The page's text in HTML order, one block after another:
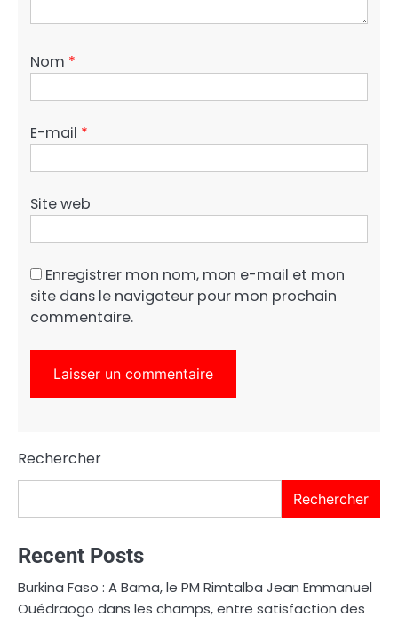
Nom *
E-mail *
Site web
Enregistrer mon nom, mon e-mail et mon
site dans le navigateur pour mon prochain
commentaire.
Rechercher
Rechercher
Recent Posts
Burkina Faso : A Bama, le PM Rimtalba Jean Emmanuel
Ouédraogo dans les champs, entre satisfaction des